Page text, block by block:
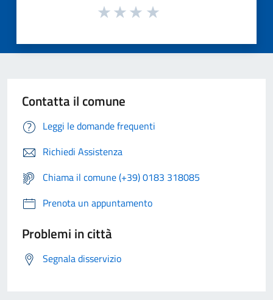
Contatta il comune
Leggi le domande frequenti
Richiedi Assistenza
Chiama il comune (+39) 0183 318085
Prenota un appuntamento
Problemi in città
Segnala disservizio